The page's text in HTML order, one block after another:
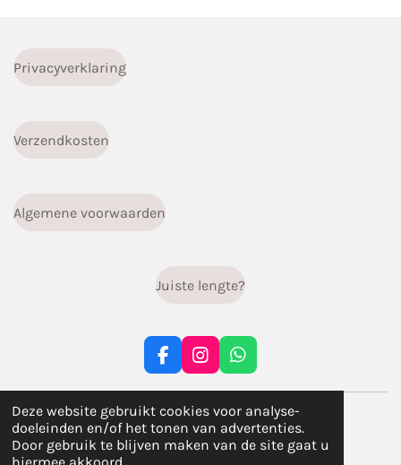
Deze website gebruikt cookies voor analyse-
doeleinden en/of het tonen van advertenties.
Door gebruik te blijven maken van de site gaat u
Privacyverklaring
Verzendkosten
Algemene voorwaarden
Juiste lengte?
F
a
c
e
b
o
I
n
s
t
a
g
W
h
a
t
s
A
© 2023 - 2026 infiniti.handgemaakt
Powered byJouwWeb